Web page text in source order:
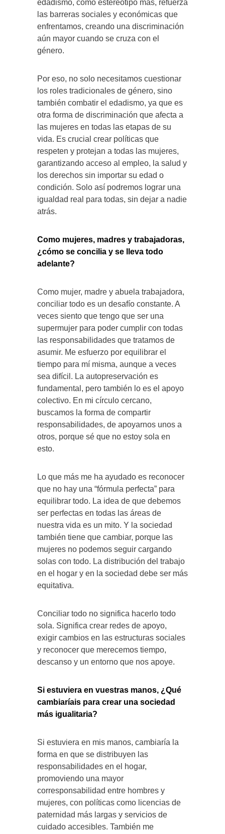
edadismo, como estereotipo más, refuerza
las barreras sociales y económicas que
enfrentamos, creando una discriminación
aún mayor cuando se cruza con el
género.
Por eso, no solo necesitamos cuestionar
los roles tradicionales de género, sino
también combatir el edadismo, ya que es
otra forma de discriminación que afecta a
las mujeres en todas las etapas de su
vida. Es crucial crear políticas que
respeten y protejan a todas las mujeres,
garantizando acceso al empleo, la salud y
los derechos sin importar su edad o
condición. Solo así podremos lograr una
igualdad real para todas, sin dejar a nadie
atrás.
Como mujeres, madres y trabajadoras,
¿cómo se concilia y se lleva todo
adelante?
Como mujer, madre y abuela trabajadora,
conciliar todo es un desafío constante. A
veces siento que tengo que ser una
supermujer para poder cumplir con todas
las responsabilidades que tratamos de
asumir. Me esfuerzo por equilibrar el
tiempo para mí misma, aunque a veces
sea difícil. La autopreservación es
fundamental, pero también lo es el apoyo
colectivo. En mi círculo cercano,
buscamos la forma de compartir
responsabilidades, de apoyarnos unos a
otros, porque sé que no estoy sola en
esto.
Lo que más me ha ayudado es reconocer
que no hay una “fórmula perfecta” para
equilibrar todo. La idea de que debemos
ser perfectas en todas las áreas de
nuestra vida es un mito. Y la sociedad
también tiene que cambiar, porque las
mujeres no podemos seguir cargando
solas con todo. La distribución del trabajo
en el hogar y en la sociedad debe ser más
equitativa.
Conciliar todo no significa hacerlo todo
sola. Significa crear redes de apoyo,
exigir cambios en las estructuras sociales
y reconocer que merecemos tiempo,
descanso y un entorno que nos apoye.
Si estuviera en vuestras manos, ¿Qué
cambiaríais para crear una sociedad
más igualitaria?
Si estuviera en mis manos, cambiaría la
forma en que se distribuyen las
responsabilidades en el hogar,
promoviendo una mayor
corresponsabilidad entre hombres y
mujeres, con políticas como licencias de
paternidad más largas y servicios de
cuidado accesibles. También me